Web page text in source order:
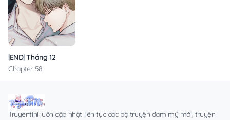
|END| Tháng 12
Chapter 58
Truyentini luôn cập nhật liên tục các bộ truyện đam mỹ mới, truyện